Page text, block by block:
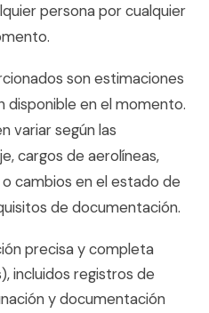
persona por cualquier
son estimaciones
disponible en el momento.
variar según las
cargos de aerolíneas,
cambios en el estado de
de documentación.
precisa y completa
incluidos registros de
y documentación